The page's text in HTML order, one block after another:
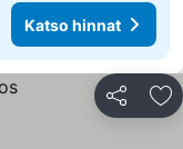
Katso hinnat
Jaa